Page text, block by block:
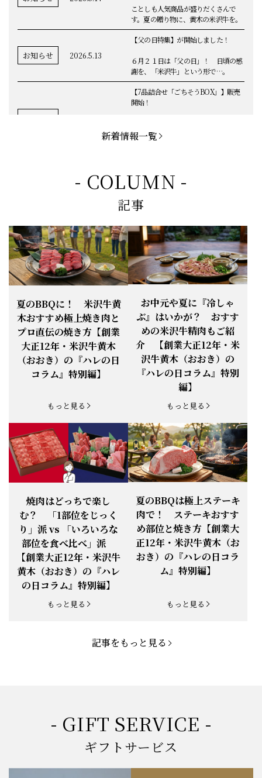
ことしも人気商品が盛りだくさんで
す。夏の贈り物に、黄木の米沢牛を。
お知らせ 2026.5.13
【父の日特集】が開始しました！
６月２１日は「父の日」！ 日頃の感
謝を、「米沢牛」という形で…。
【7品詰合せ「ごちそうBOX」】販売
開始！
ンチカツ」など、黄木の自慢が詰まっ
てます。
【BBQ(バーベキュー)特集】これから
の時期にぴったりなBBQにオススメな
米沢牛の商品をご紹介いたします。今
回限定のBBQセットや、定番部位のお
すすめ商品もございます！
お知らせ 2026.4.13
【母の日】5月10日の母の日に、
「『ありがとう』の気持ち」をお贈り
できます。
お知らせ 2026.1.25
【ご注意】1月27日（火）は終日、お
電話・FAXが繋がりません（8:30〜
18:00）
お知らせ 2026.1.20
【恵方巻】今年の2月3日は、『米沢牛
恵方巻』を！
お知らせ 2026.1.15
【新商品】『米沢牛だし茶漬け』発売
お知らせ 2025.11.3 「黄木の御歳暮」早割開始！
お知らせ 2025.9.13 「秋分の日」定休日変更のお知らせ
お知らせ 2025.6.16 新登場！一膳ご飯
お知らせ 2025.5.28 「初夏の肉祭り」開催中
お知らせ 2025.5.19 「父の日特集」開催中
お知らせ 2025.4.28 「BBQ企画」開催中！
お知らせ 2025.4.28 「母の日企画」開催中！
2024.11.1 「お歳暮特集」開催中！
お知らせ 2024.10.18 【創業祭】１０１年目に突入！
新着情報一覧
- COLUMN -
記事
夏のBBQに！ 米沢牛黄
木おすすめ極上焼き肉と
プロ直伝の焼き方【創業
大正12年・米沢牛黄木
（おおき）の『ハレの日
コラム』特別編】
もっと見る
お中元や夏に『冷しゃ
ぶ』はいかが？ おすす
めの米沢牛精肉もご紹
介 【創業大正12年・米
沢牛黄木（おおき）の
『ハレの日コラム』特別
編】
もっと見る
焼肉はどっちで楽し
む？ 「1部位をじっく
り」派 vs 「いろいろな
部位を食べ比べ」派
【創業大正12年・米沢牛
黄木（おおき）の『ハレ
の日コラム』特別編】
もっと見る
夏のBBQは極上ステーキ
肉で！ ステーキおすす
め部位と焼き方【創業大
正12年・米沢牛黄木（お
おき）の『ハレの日コラ
ム』特別編】
もっと見る
記事をもっと見る
- GIFT SERVICE -
ギフトサービス